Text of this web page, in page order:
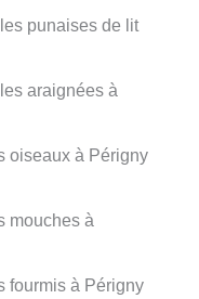
punaises de lit
araignées à
oiseaux à Périgny
mouches à
fourmis à Périgny